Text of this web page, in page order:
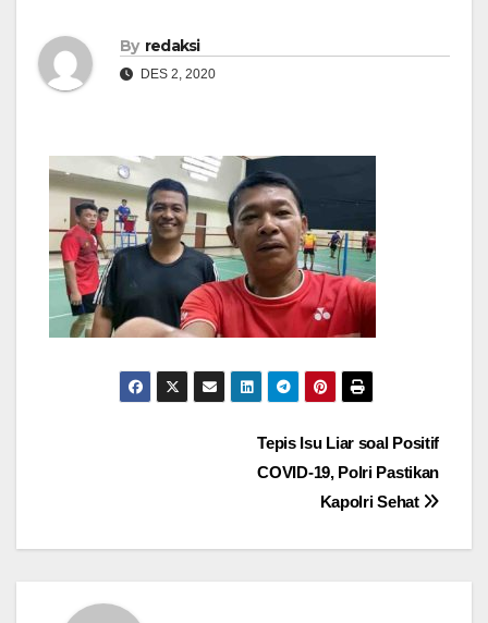
By redaksi
DES 2, 2020
Tepis Isu Liar soal Positif
COVID-19, Polri Pastikan
Kapolri Sehat